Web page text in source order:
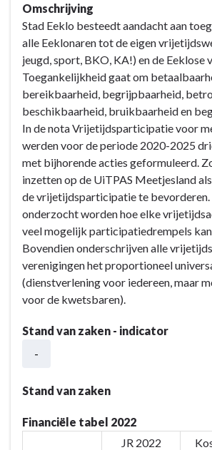
zetten
onze
kwaliteitsvolle
gezondheids-
sociale
voorzieningen
kansen
geven
inwoners
Actieplannen
naar
navigatie
BD-
09:
We
zetten
onze
kwaliteitsvolle
gezondheids-
sociale
voorzieningen
om
alle
kansen
aan
Omschrijving
Stad Eeklo besteedt aandacht aan
alle Eeklonaren tot de eigen
jeugd, sport, BKO, KA!) en de Eeklose
Toegankelijkheid gaat om
bereikbaarheid, begrijpbaarheid,
beschikbaarheid, bruikbaarheid en
In de nota Vrijetijdsparticipatie voor
werden voor de periode 2020-2025
met bijhorende acties geformuleerd.
inzetten op de UiTPAS Meetjesland
de vrijetijdsparticipatie te bevorderen.
onderzocht worden hoe elke
veel mogelijk participatiedrempels
Bovendien onderschrijven alle
verenigingen het proportioneel
(dienstverlening voor iedereen, maar
voor de kwetsbaren).
Stand van zaken - indicator
-
Stand van zaken
Financiële tabel 2022
JR 2022